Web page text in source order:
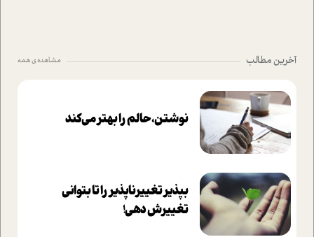
آخرین مطالب مشاهده ی همه
نوشتن، حالم را بهتر می‌کند
بپذير تغييرناپذير را تا بتواني
تغييرش دهي!‏